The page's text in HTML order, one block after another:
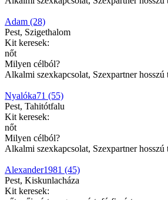
Adam (28)
Pest, Szigethalom
Kit keresek:
nőt
Milyen célból?
Alkalmi szexkapcsolat, Szexpartner
Nyalóka71 (55)
Pest, Tahitótfalu
Kit keresek:
nőt
Milyen célból?
Alkalmi szexkapcsolat, Szexpartner
Alexander1981 (45)
Pest, Kiskunlacháza
Kit keresek: